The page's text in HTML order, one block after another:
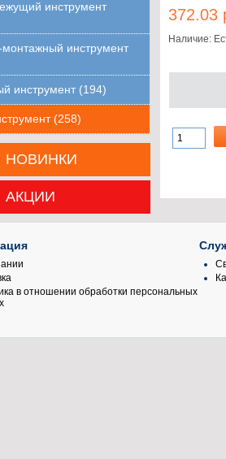
инструмент
инструмент
инструмент (194)
(258)
НОВИНКИ
АКЦИИ
372.03
Наличие:
в отношении обработки персональных